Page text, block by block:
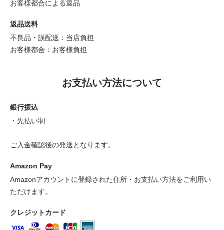
お客様都合による返品
返品送料
不良品・誤配送：当店負担
お客様都合：お客様負担
お支払い方法について
銀行振込
・先払い制
ご入金確認後の発送となります。
Amazon Pay
Amazonアカウントに登録された住所・お支払い方法をご利用い
ただけます。
クレジットカード